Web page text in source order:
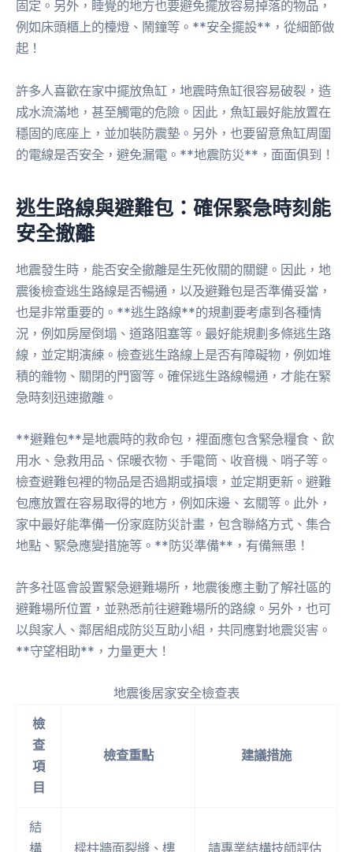
固定。另外，睡覺的地方也要避免擺放容易掉落的物品，
例如床頭櫃上的檯燈、鬧鐘等。**安全擺設**，從細節做
起！
許多人喜歡在家中擺放魚缸，地震時魚缸很容易破裂，造
成水流滿地，甚至觸電的危險。因此，魚缸最好能放置在
穩固的底座上，並加裝防震墊。另外，也要留意魚缸周圍
的電線是否安全，避免漏電。**地震防災**，面面俱到！
逃生路線與避難包：確保緊急時刻能
安全撤離
地震發生時，能否安全撤離是生死攸關的關鍵。因此，地
震後檢查逃生路線是否暢通，以及避難包是否準備妥當，
也是非常重要的。**逃生路線**的規劃要考慮到各種情
況，例如房屋倒塌、道路阻塞等。最好能規劃多條逃生路
線，並定期演練。檢查逃生路線上是否有障礙物，例如堆
積的雜物、關閉的門窗等。確保逃生路線暢通，才能在緊
急時刻迅速撤離。
**避難包**是地震時的救命包，裡面應包含緊急糧食、飲
用水、急救用品、保暖衣物、手電筒、收音機、哨子等。
檢查避難包裡的物品是否過期或損壞，並定期更新。避難
包應放置在容易取得的地方，例如床邊、玄關等。此外，
家中最好能準備一份家庭防災計畫，包含聯絡方式、集合
地點、緊急應變措施等。**防災準備**，有備無患！
許多社區會設置緊急避難場所，地震後應主動了解社區的
避難場所位置，並熟悉前往避難場所的路線。另外，也可
以與家人、鄰居組成防災互助小組，共同應對地震災害。
**守望相助**，力量更大！
地震後居家安全檢查表
檢
查
項
目
檢查重點 建議措施
結
構
樑柱牆面裂縫、樓
請專業結構技師評估